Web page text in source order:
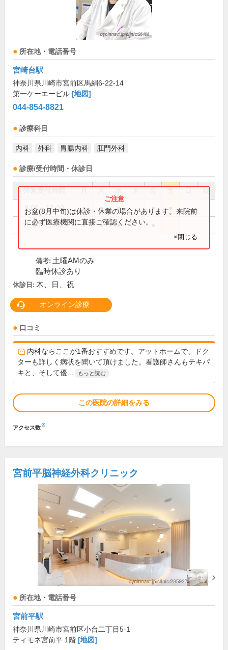
所在地・電話番号
宮崎台駅
神奈川県川崎市宮前区馬絹6-22-14
第一ケーエービル [地図]
044-854-8821
診療科目
内科 外科 胃腸内科 肛門外科
診療/受付時間・休診日
祝
9:00～12:10 ● ● ● ●
15:00～18:40 ● ● ●
お盆(8月中旬)は休診・休業の場合があります。来院前
に必ず医療機関に直接ご確認ください。
×閉じる
備考: 土曜AMのみ
臨時休診あり
休診日: 木、日、祝
オンライン診療
口コミ
内科ならここが1番おすすめです。アットホームで、ドク
ターも詳しく病状を聞いて頂けました。看護師さんもテキパ
キと、そして優...
もっと読む
この医院の詳細をみる
アクセス数※
宮前平脳神経外科クリニック
所在地・電話番号
宮前平駅
神奈川県川崎市宮前区小台二丁目5-1
ティモネ宮前平 1階 [地図]